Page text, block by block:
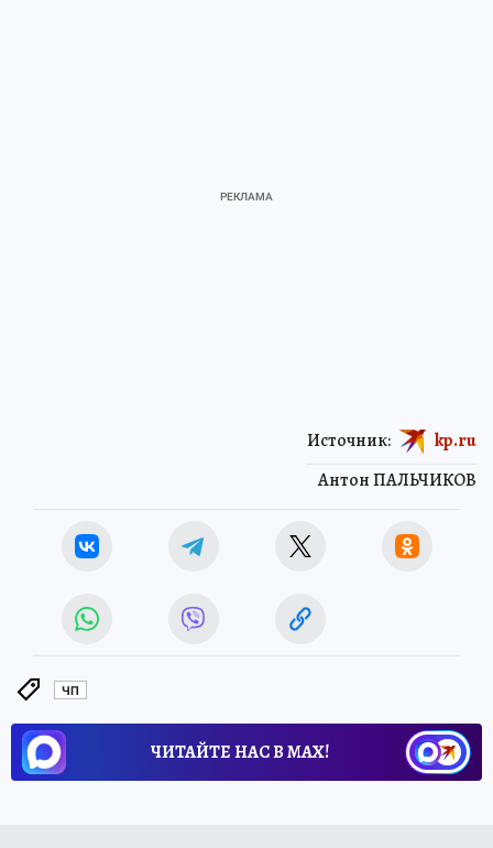
Антон ПАЛЬЧИКОВ
Источник: kp.ru
ЧП
ЧИТАЙТЕ НАС В МАХ!